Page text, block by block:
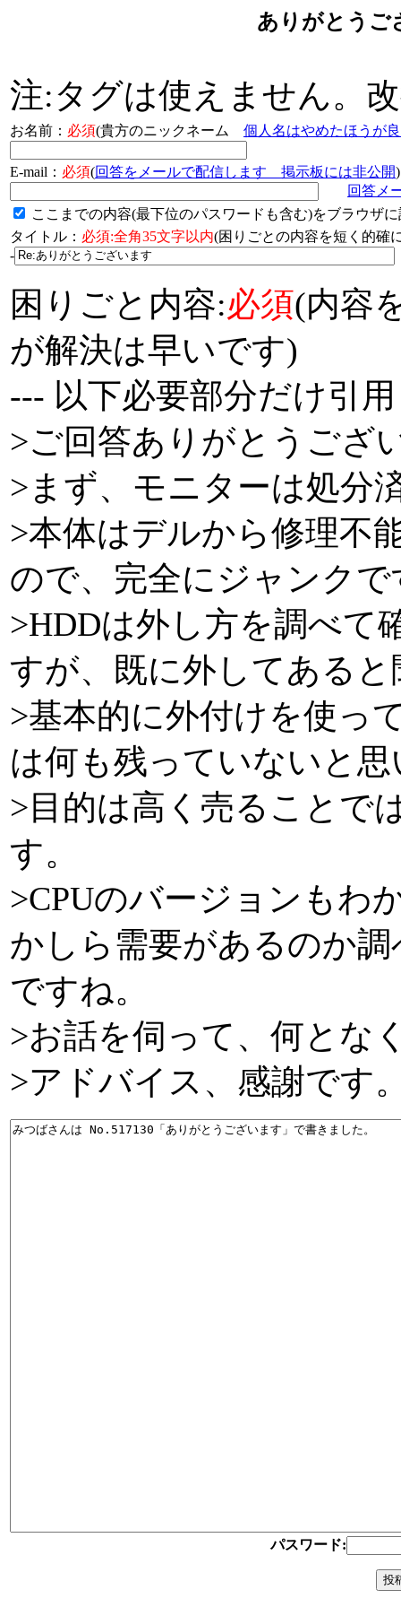
ありがとうご
注:タグは使えません。
お名前： 必須(貴方のニックネーム 個人名はやめたほうが
E-mail： 必須(回答をメールで配信します 掲示板には非公開)
回答メ
ここまでの内容(最下位のパスワードも含む)をブラウザ
タイトル： 必須:全角35文字以内(困りごとの内容を短く的
-
困りごと内容:必須(内容
が解決は早いです)
--- 以下必要部分だけ引
>ご回答ありがとうござ
>まず、モニターは処分
>本体はデルから修理不
ので、完全にジャンクで
>HDDは外し方を調べて
すが、既に外してある
>基本的に外付けを使っ
は何も残っていないと
>目的は高く売ることで
す。
>CPUのバージョンもわ
かしら需要があるのか
ですね。
>お話を伺って、何とな
>アドバイス、感謝です
パスワード: